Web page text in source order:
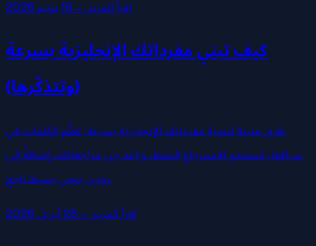
اقرأ المزيد →16 يونيو 2026
كيف تبني مفرداتك الإنجليزية بسرعة
(وتتذكّرها)
طرق مثبتة لتنمية مفرداتك الإنجليزية بسرعة: تعلّم الكلمات في
سياقها، استخدم الاسترجاع النشط، وباعد بين مراجعاتك، إضافةً إلى
روتين يومي بسيط ناجح.
اقرأ المزيد →28 أبريل 2026